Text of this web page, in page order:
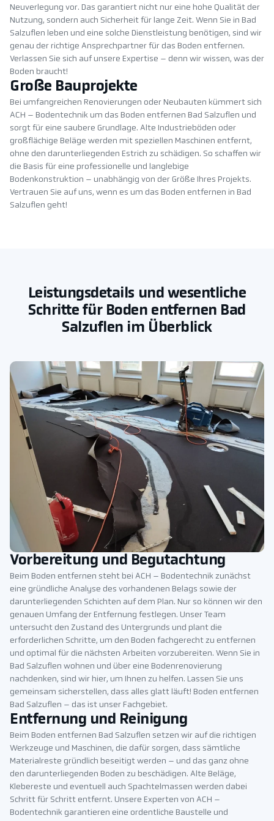
Neuverlegung vor. Das garantiert nicht nur eine hohe Qualität der
Nutzung, sondern auch Sicherheit für lange Zeit. Wenn Sie in Bad
Salzuflen leben und eine solche Dienstleistung benötigen, sind wir
genau der richtige Ansprechpartner für das Boden entfernen.
Verlassen Sie sich auf unsere Expertise – denn wir wissen, was der
Boden braucht!
Große Bauprojekte
Bei umfangreichen Renovierungen oder Neubauten kümmert sich
ACH – Bodentechnik um das Boden entfernen Bad Salzuflen und
sorgt für eine saubere Grundlage. Alte Industrieböden oder
großflächige Beläge werden mit speziellen Maschinen entfernt,
ohne den darunterliegenden Estrich zu schädigen. So schaffen wir
die Basis für eine professionelle und langlebige
Bodenkonstruktion – unabhängig von der Größe Ihres Projekts.
Vertrauen Sie auf uns, wenn es um das Boden entfernen in Bad
Salzuflen geht!
Leistungsdetails und wesentliche
Schritte für Boden entfernen Bad
Salzuflen im Überblick
Vorbereitung und Begutachtung
Beim Boden entfernen steht bei ACH – Bodentechnik zunächst
eine gründliche Analyse des vorhandenen Belags sowie der
darunterliegenden Schichten auf dem Plan. Nur so können wir den
genauen Umfang der Entfernung festlegen. Unser Team
untersucht den Zustand des Untergrunds und plant die
erforderlichen Schritte, um den Boden fachgerecht zu entfernen
und optimal für die nächsten Arbeiten vorzubereiten. Wenn Sie in
Bad Salzuflen wohnen und über eine Bodenrenovierung
nachdenken, sind wir hier, um Ihnen zu helfen. Lassen Sie uns
gemeinsam sicherstellen, dass alles glatt läuft! Boden entfernen
Bad Salzuflen – das ist unser Fachgebiet.
Entfernung und Reinigung
Beim Boden entfernen Bad Salzuflen setzen wir auf die richtigen
Werkzeuge und Maschinen, die dafür sorgen, dass sämtliche
Materialreste gründlich beseitigt werden – und das ganz ohne
den darunterliegenden Boden zu beschädigen. Alte Beläge,
Klebereste und eventuell auch Spachtelmassen werden dabei
Schritt für Schritt entfernt. Unsere Experten von ACH –
Bodentechnik garantieren eine ordentliche Baustelle und